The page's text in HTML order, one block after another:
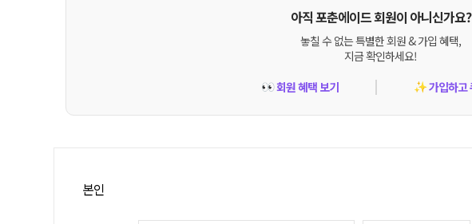
아직 포춘에이드 회원이 아니신가요?
놓칠 수 없는 특별한 회원 & 가입 혜택,
지금 확인하세요!
👀회원 혜택 보기 ✨가입하고
본인